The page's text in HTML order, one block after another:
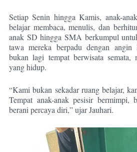
Setiap Senin hingga Kamis, anak-
belajar membaca, menulis, dan
anak SD hingga SMA berkumpul
tawa mereka berpadu dengan angin
bukan lagi tempat berwisata semata,
yang hidup.
“Kami bukan sekadar ruang belajar,
Tempat anak-anak pesisir bermimpi,
berani percaya diri,” ujar Jauhari.